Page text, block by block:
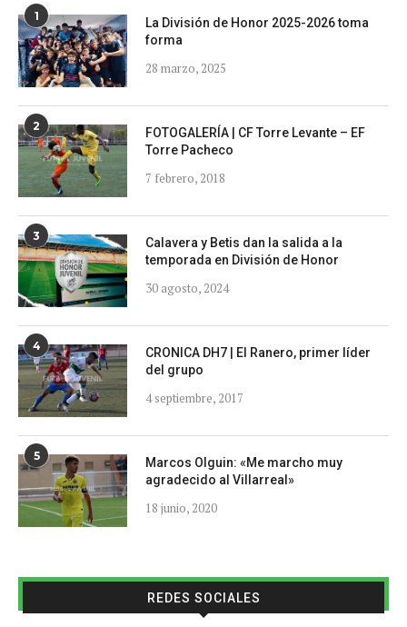
1
La División de Honor 2025-2026 toma
forma
28 marzo, 2025
2
FOTOGALERÍA | CF Torre Levante – EF
Torre Pacheco
7 febrero, 2018
3
Calavera y Betis dan la salida a la
temporada en División de Honor
30 agosto, 2024
4
CRONICA DH7 | El Ranero, primer líder
del grupo
4 septiembre, 2017
5
Marcos Olguin: «Me marcho muy
agradecido al Villarreal»
18 junio, 2020
REDES SOCIALES